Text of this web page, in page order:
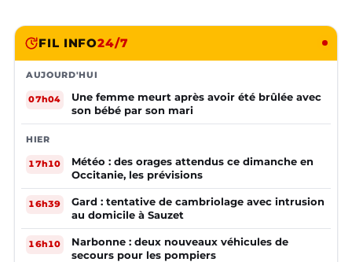
FIL INFO24/7
AUJOURD'HUI
07h04
Une femme meurt après avoir été brûlée avec
son bébé par son mari
HIER
17h10
Météo : des orages attendus ce dimanche en
Occitanie, les prévisions
16h39
Gard : tentative de cambriolage avec intrusion
au domicile à Sauzet
16h10
Narbonne : deux nouveaux véhicules de
secours pour les pompiers